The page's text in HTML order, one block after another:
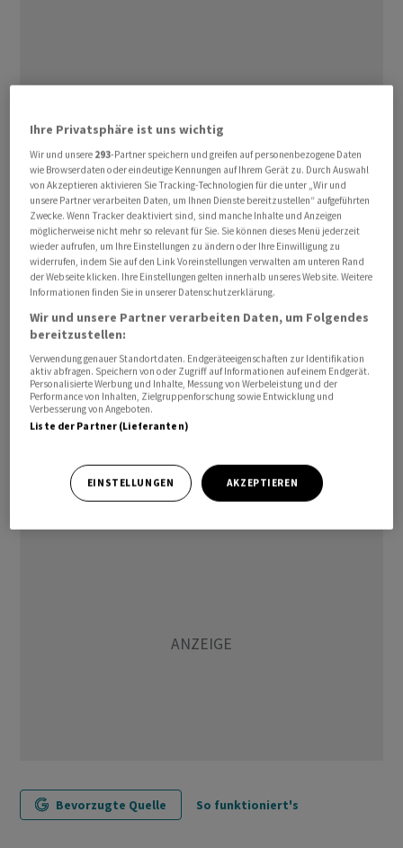
Anfang Mai. Ein Grund für die Preissteigerungen sind die
anhaltenden Spannungen im Nahen Osten wegen des
Gaza-Kriegs. Im Roten Meer ist unlängst ein weiteres
Schiff angegriffen worden, was das hohe Risiko des
Rohöltransports über den wichtigen Seeweg
untermauert. Viele Transportunternehmen meiden
deshalb seit längerem die bedeutende Route.
Ungeachtet der jüngsten Aufschläge bewegen sich die
Ölpreise seit Wochen in einer engen Handelsspanne.
Entscheidende Impulse waren zuletzt Mangelware.
Einem knappen Angebot seitens grosser Förderländer
steht eine konjunkturbedingt zurückhaltende
Nachfrage gegenüber, die zuletzt aber etwas
Bevorzugte Quelle So funktioniert's
Ihre Privatsphäre ist uns wichtig
Wir und unsere 293-Partner speichern und greifen auf personenbezogene Daten
wie Browserdaten oder eindeutige Kennungen auf Ihrem Gerät zu. Durch Auswahl
von Akzeptieren aktivieren Sie Tracking-Technologien für die unter „Wir und
unsere Partner verarbeiten Daten, um Ihnen Dienste bereitzustellen“ aufgeführten
Zwecke. Wenn Tracker deaktiviert sind, sind manche Inhalte und Anzeigen
möglicherweise nicht mehr so relevant für Sie. Sie können dieses Menü jederzeit
wieder aufrufen, um Ihre Einstellungen zu ändern oder Ihre Einwilligung zu
widerrufen, indem Sie auf den Link Voreinstellungen verwalten am unteren Rand
der Webseite klicken. Ihre Einstellungen gelten innerhalb unseres Website. Weitere
Informationen finden Sie in unserer Datenschutzerklärung.
Wir und unsere Partner verarbeiten Daten, um Folgendes
bereitzustellen:
Verwendung genauer Standortdaten. Endgeräteeigenschaften zur Identifikation
aktiv abfragen. Speichern von oder Zugriff auf Informationen auf einem Endgerät.
Personalisierte Werbung und Inhalte, Messung von Werbeleistung und der
Performance von Inhalten, Zielgruppenforschung sowie Entwicklung und
Verbesserung von Angeboten.
Liste der Partner (Lieferanten)
EINSTELLUNGEN AKZEPTIEREN